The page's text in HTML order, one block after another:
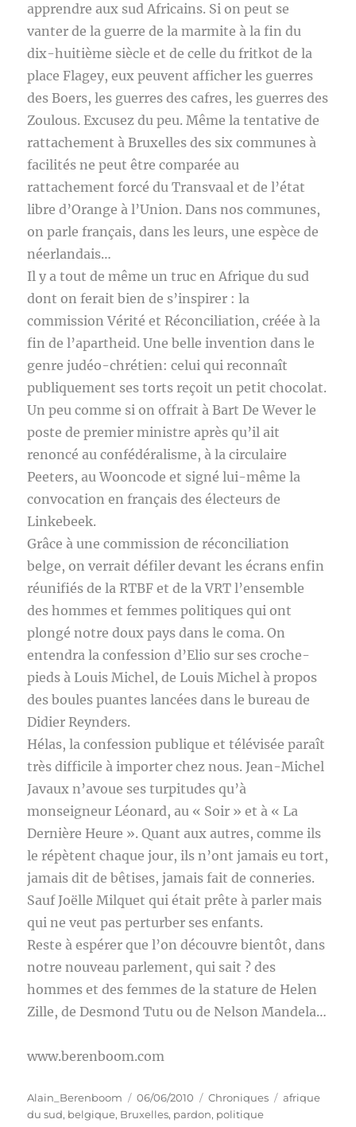
apprendre aux sud Africains. Si on peut se
vanter de la guerre de la marmite à la fin du
dix-huitième siècle et de celle du fritkot de la
place Flagey, eux peuvent afficher les guerres
des Boers, les guerres des cafres, les guerres des
Zoulous. Excusez du peu. Même la tentative de
rattachement à Bruxelles des six communes à
facilités ne peut être comparée au
rattachement forcé du Transvaal et de l’état
libre d’Orange à l’Union. Dans nos communes,
on parle français, dans les leurs, une espèce de
néerlandais…
Il y a tout de même un truc en Afrique du sud
dont on ferait bien de s’inspirer : la
commission Vérité et Réconciliation, créée à la
fin de l’apartheid. Une belle invention dans le
genre judéo-chrétien: celui qui reconnaît
publiquement ses torts reçoit un petit chocolat.
Un peu comme si on offrait à Bart De Wever le
poste de premier ministre après qu’il ait
renoncé au confédéralisme, à la circulaire
Peeters, au Wooncode et signé lui-même la
convocation en français des électeurs de
Linkebeek.
Grâce à une commission de réconciliation
belge, on verrait défiler devant les écrans enfin
réunifiés de la RTBF et de la VRT l’ensemble
des hommes et femmes politiques qui ont
plongé notre doux pays dans le coma. On
entendra la confession d’Elio sur ses croche-
pieds à Louis Michel, de Louis Michel à propos
des boules puantes lancées dans le bureau de
Didier Reynders.
Hélas, la confession publique et télévisée paraît
très difficile à importer chez nous. Jean-Michel
Javaux n’avoue ses turpitudes qu’à
monseigneur Léonard, au « Soir » et à « La
Dernière Heure ». Quant aux autres, comme ils
le répètent chaque jour, ils n’ont jamais eu tort,
jamais dit de bêtises, jamais fait de conneries.
Sauf Joëlle Milquet qui était prête à parler mais
qui ne veut pas perturber ses enfants.
Reste à espérer que l’on découvre bientôt, dans
notre nouveau parlement, qui sait ? des
hommes et des femmes de la stature de Helen
Zille, de Desmond Tutu ou de Nelson Mandela…
www.berenboom.com
Auteur
Alain_Berenboom
Publié
le
06/06/2010 Catégories
Chroniques Étiquettes
afrique
du sud, belgique, Bruxelles, pardon, politique